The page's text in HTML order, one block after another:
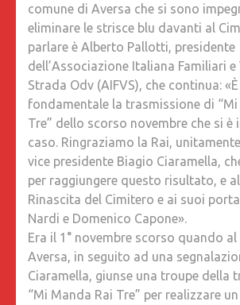
comune di Aversa che si sono
eliminare le strisce blu davanti al
parlare è Alberto Pallotti, presidente
dell’Associazione Italiana Familiari
Strada Odv (AIFVS), che continua:
fondamentale la trasmissione di “Mi
Tre” dello scorso novembre che si è
caso. Ringraziamo la Rai,
vice presidente Biagio Ciaramella,
per raggiungere questo risultato, e
Rinascita del Cimitero e ai suoi
Nardi e Domenico Capone».
Era il 1° novembre scorso quando
Aversa, in seguito ad una
Ciaramella, giunse una troupe della
“Mi Manda Rai Tre” per realizzare